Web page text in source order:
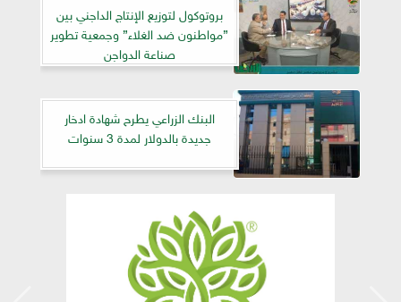
بروتوكول لتوزيع الإنتاج الداجني بين
”مواطنون ضد الغلاء” وجمعية تطوير
صناعة الدواجن
البنك الزراعي يطرح شهادة ادخار
جديدة بالدولار لمدة 3 سنوات